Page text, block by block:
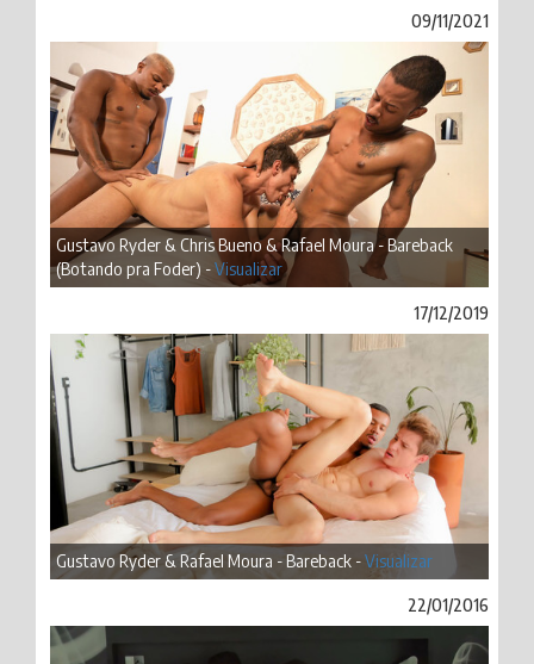
09/11/2021
Gustavo Ryder & Chris Bueno & Rafael Moura - Bareback
(Botando pra Foder) -Visualizar
17/12/2019
Gustavo Ryder & Rafael Moura - Bareback -Visualizar
22/01/2016